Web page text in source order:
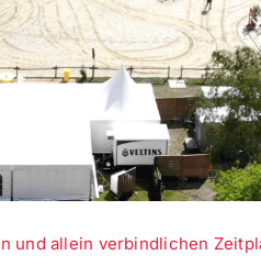
und allein verbindlichen